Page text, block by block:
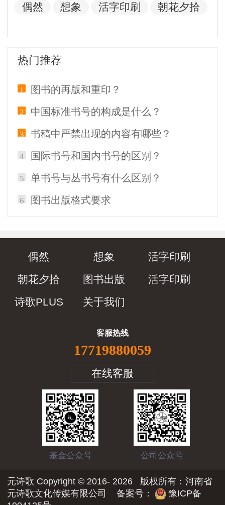
偶然 想象 活字印刷 朝花夕拾
热门推荐
1 图书的再版和重印？
2 中国标准书号的构成是什么？
3 书稿中严禁出现的内容有哪些？
4 国际书号和国内书号的区别？
5 单书号与丛书号有什么区别？
6 图书出版格式要求
偶然 想象
活字印刷
朝花夕拾
图书出版
活字印刷
诗歌PLUS
关于我们
客服热线
17719880059
在线客服
基金公众号 公司公众号
元诗歌 Copyright © 2016- 2026
版权所有：河南省
元诗歌文化传媒有限公司 备案号：
豫ICP备